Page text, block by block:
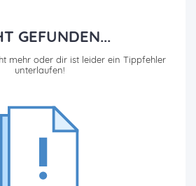
GEFUNDEN...
mehr oder dir ist leider ein Tippfehler
unterlaufen!